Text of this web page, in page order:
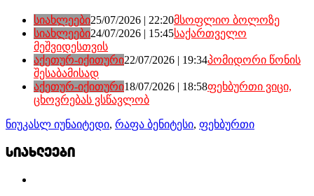
სიახლეები25/07/2026 | 22:20მსოფლიო ბოლოზე
სიახლეები24/07/2026 | 15:45საქართველო
მეშვიდესთვის
აქეთურ-იქითური22/07/2026 | 19:34პომიდორი წონის
შესაბამისად
აქეთურ-იქითური18/07/2026 | 18:58ფეხბურთი ვიცი,
ცხოვრებას ვსწავლობ
ნიუკასლ იუნაიტედი, რაფა ბენიტესი, ფეხბურთი
სიახლეები